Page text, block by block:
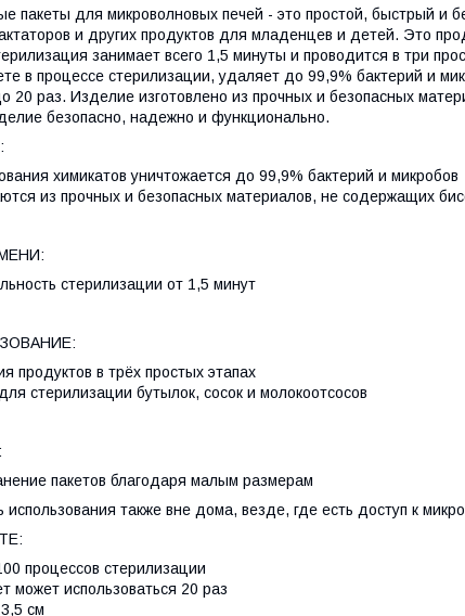
пакеты для микроволновых печей - это простой, быстрый и
и других продуктов для младенцев и детей. Это
занимает всего 1,5 минуты и проводится в три
в процессе стерилизации, удаляет до 99,9% бактерий и
20 раз. Изделие изготовлено из прочных и безопасных
безопасно, надежно и функционально.
химикатов уничтожается до 99,9% бактерий и микробов
из прочных и безопасных материалов, не содержащих
стерилизации от 1,5 минут
продуктов в трёх простых этапах
стерилизации бутылок, сосок и молокоотсосов
пакетов благодаря малым размерам
использования также вне дома, везде, где есть доступ к
процессов стерилизации
может использоваться 20 раз
см